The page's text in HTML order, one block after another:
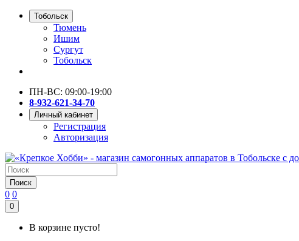
Тобольск
Тюмень
Ишим
Сургут
Тобольск
ПН-ВС: 09:00-19:00
8-932-621-34-70
Личный кабинет
Регистрация
Авторизация
Поиск
0 0
0
В корзине пусто!